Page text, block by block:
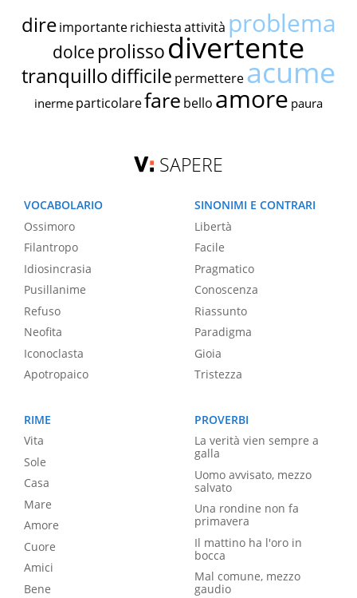
dire importante richiestaattività problema
dolce prolissodivertente
tranquillodifficile permettereacume
inerme particolarefare bello amore paura
SAPERE
VOCABOLARIO
Ossimoro
Filantropo
Idiosincrasia
Pusillanime
Refuso
Neofita
Iconoclasta
Apotropaico
SINONIMI E CONTRARI
Libertà
Facile
Pragmatico
Conoscenza
Riassunto
Paradigma
Gioia
Tristezza
RIME
Vita
Sole
Casa
Mare
Amore
Cuore
Amici
Bene
PROVERBI
La verità vien sempre a
galla
Uomo avvisato, mezzo
salvato
Una rondine non fa
primavera
Il mattino ha l'oro in
bocca
Mal comune, mezzo
gaudio